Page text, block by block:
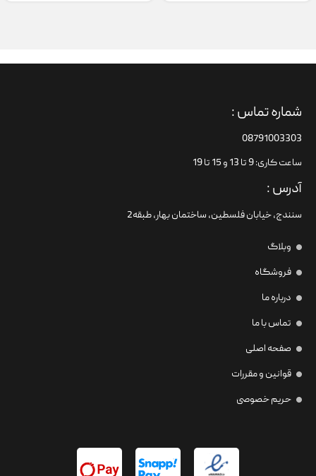
شماره تماس :
08791003303
ساعت کاری: 9 تا 13 و 15 تا 19
آدرس :
سنندج، خیابان فلسطین،‌ ساختمان بهار، طبقه2
وبلاگ
فروشگاه
درباره ما
تماس با ما
صفحه اصلی
قوانین و مقررات
حریم خصوصی